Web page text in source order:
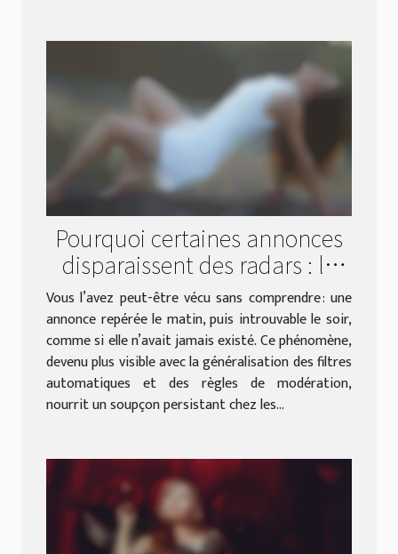
Pourquoi certaines annonces
disparaissent des radars : le
mystère des profils fantômes
Vous l’avez peut-être vécu sans comprendre : une
annonce repérée le matin, puis introuvable le soir,
comme si elle n’avait jamais existé. Ce phénomène,
devenu plus visible avec la généralisation des filtres
automatiques et des règles de modération,
nourrit un soupçon persistant chez les...